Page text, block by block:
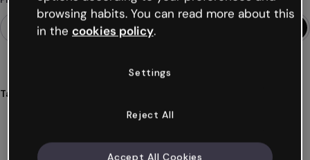
Tags
materiais escolares
browsing habits. You can read more about this
in the cookies policy.
Settings
Reject All
Accept All Cookies